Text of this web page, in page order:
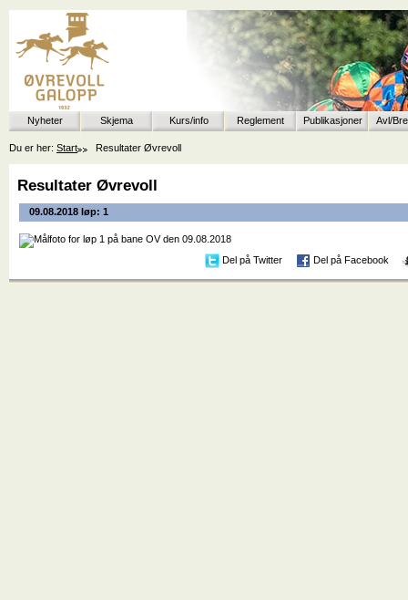
Nyheter Skjema Kurs/info Reglement Publikasjoner Avl/
Du er her: Start Resultater Øvrevoll
Resultater Øvrevoll
09.08.2018 løp: 1
Del på Twitter Del på Facebook